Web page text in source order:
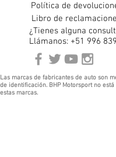
Política de
Libro de
¿Tienes alguna
Llámanos: +51 996
Las marcas de fabricantes de auto son
de identificación. BHP Motorsport no
estas marcas.